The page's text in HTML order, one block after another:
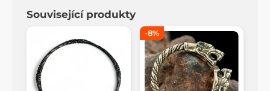
Související produkty
-8%